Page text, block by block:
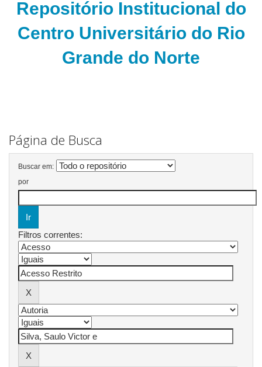
Repositório Institucional do
Centro Universitário do Rio
Grande do Norte
Página de Busca
Buscar em:
por
Filtros correntes: